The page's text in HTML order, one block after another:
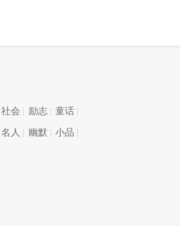
社会 励志 童话
名人 幽默 小品